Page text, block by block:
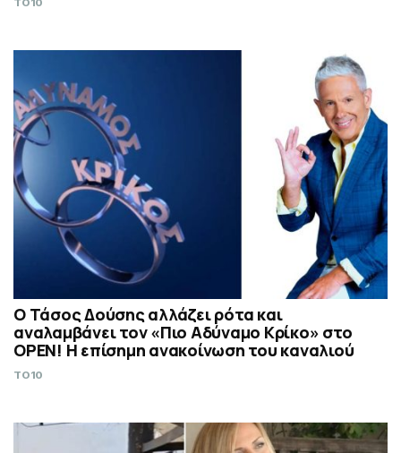
Ο Τάσος Δούσης αλλάζει ρότα και
αναλαμβάνει τον «Πιο Αδύναμο Κρίκο» στο
OPEN! Η επίσημη ανακοίνωση του καναλιού
TO10